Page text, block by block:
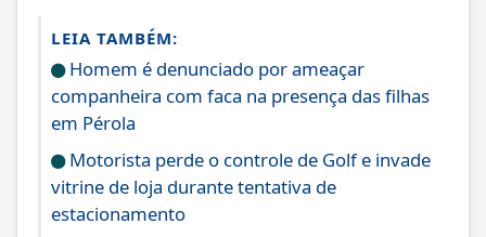
LEIA TAMBÉM:
Homem é denunciado por ameaçar
companheira com faca na presença das filhas
em Pérola
Motorista perde o controle de Golf e invade
vitrine de loja durante tentativa de
estacionamento